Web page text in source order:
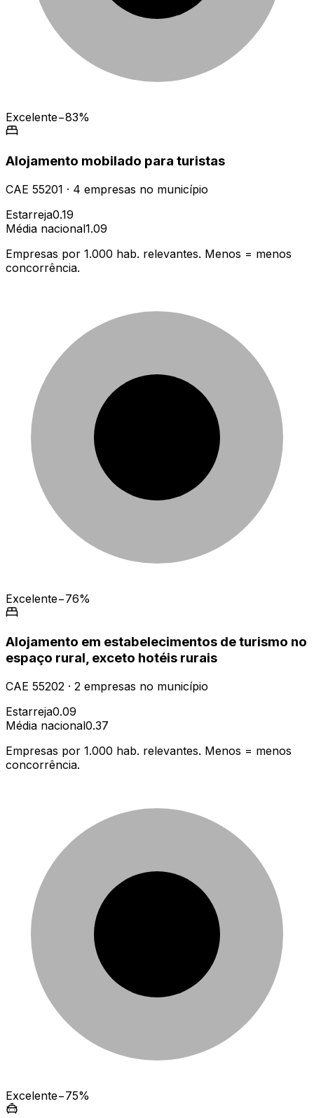
Excelente−83%
Alojamento mobilado para turistas
CAE 55201 · 4 empresas no município
Estarreja0.19
Média nacional1.09
Empresas por 1.000 hab. relevantes. Menos = menos
concorrência.
Excelente−76%
Alojamento em estabelecimentos de turismo no
espaço rural, exceto hotéis rurais
CAE 55202 · 2 empresas no município
Estarreja0.09
Média nacional0.37
Empresas por 1.000 hab. relevantes. Menos = menos
concorrência.
Excelente−75%